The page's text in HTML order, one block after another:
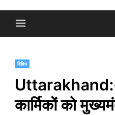
विविध
कार्मिकों को